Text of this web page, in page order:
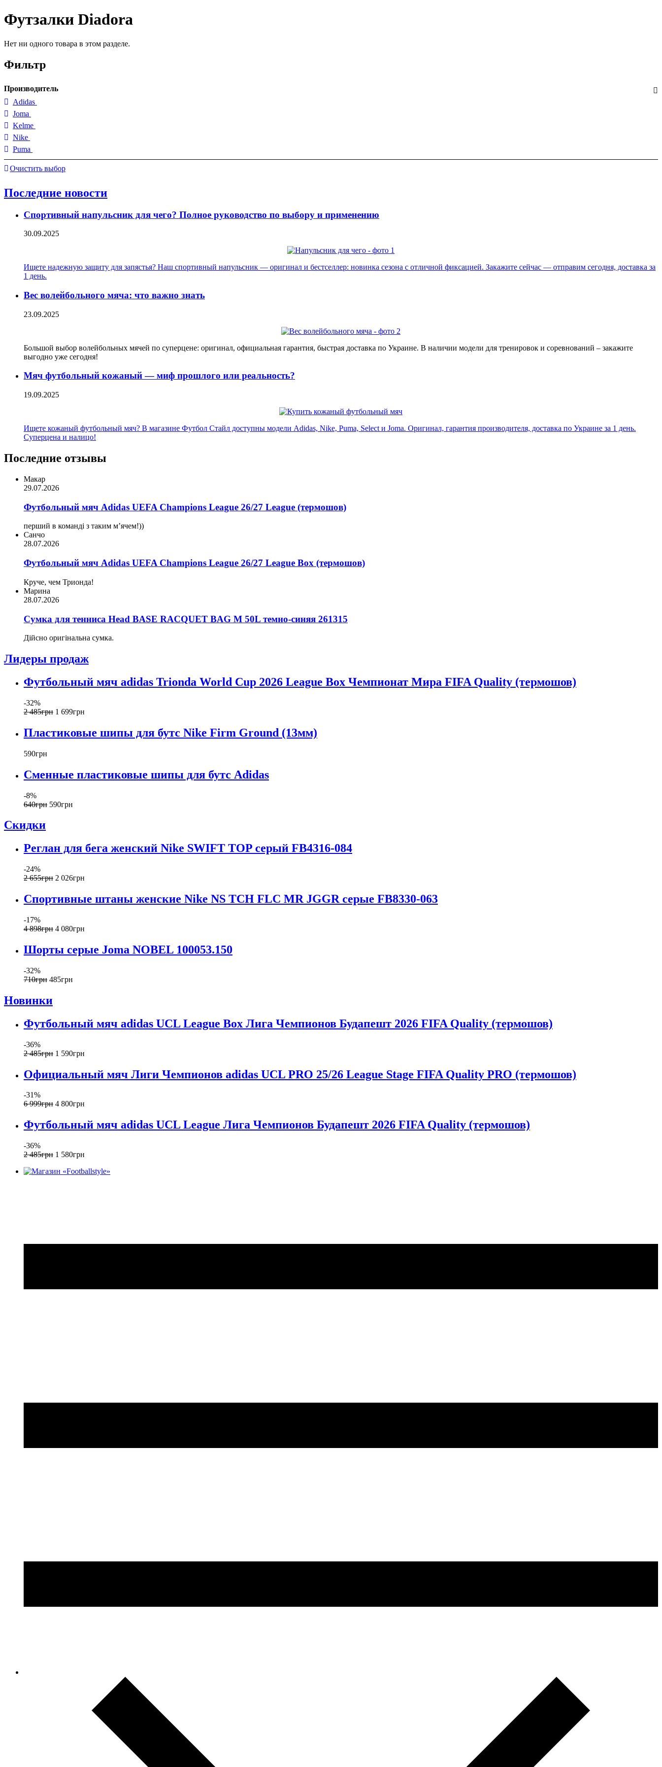
Футзалки Diadora
Нет ни одного товара в этом разделе.
Фильтр
Производитель
Adidas
Joma
Kelme
Nike
Puma
Очистить выбор
Последние новости
Спортивный напульсник для чего? Полное руководство по выбору и применению
30.09.2025
Ищете надежную защиту для запястья? Наш спортивный напульсник — оригинал и бестселлер: новинка сезона с отличной фиксацией. Закажите сейчас — отправим сегодня, доставка за
1 день.
Вес волейбольного мяча: что важно знать
23.09.2025
Большой выбор волейбольных мячей по суперцене: оригинал, официальная гарантия, быстрая доставка по Украине. В наличии модели для тренировок и соревнований – закажите
выгодно уже сегодня!
Мяч футбольный кожаный — миф прошлого или реальность?
19.09.2025
Ищете кожаный футбольный мяч? В магазине Футбол Стайл доступны модели Adidas, Nike, Puma, Select и Joma. Оригинал, гарантия производителя, доставка по Украине за 1 день.
Суперцена и налицо!
Последние отзывы
Макар
29.07.2026
Футбольный мяч Adidas UEFA Champions League 26/27 League (термошов)
перший в команді з таким мʼячем!))
Санчо
28.07.2026
Футбольный мяч Adidas UEFA Champions League 26/27 League Box (термошов)
Круче, чем Трионда!
Марина
28.07.2026
Сумка для тенниса Head BASE RACQUET BAG M 50L темно-синяя 261315
Дійсно оригінальна сумка.
Лидеры продаж
Футбольный мяч adidas Trionda World Cup 2026 League Box Чемпионат Мира FIFA Quality (термошов)
-32%
2 485грн 1 699грн
Пластиковые шипы для бутс Nike Firm Ground (13мм)
590грн
Сменные пластиковые шипы для бутс Adidas
-8%
640грн 590грн
Скидки
Реглан для бега женский Nike SWIFT TOP серый FB4316-084
-24%
2 655грн 2 026грн
Спортивные штаны женские Nike NS TCH FLC MR JGGR серые FB8330-063
-17%
4 898грн 4 080грн
Шорты серые Joma NOBEL 100053.150
-32%
710грн 485грн
Новинки
Футбольный мяч adidas UCL League Box Лига Чемпионов Будапешт 2026 FIFA Quality (термошов)
-36%
2 485грн 1 590грн
Официальный мяч Лиги Чемпионов adidas UCL PRO 25/26 League Stage FIFA Quality PRO (термошов)
-31%
6 999грн 4 800грн
Футбольный мяч adidas UCL League Лига Чемпионов Будапешт 2026 FIFA Quality (термошов)
-36%
2 485грн 1 580грн